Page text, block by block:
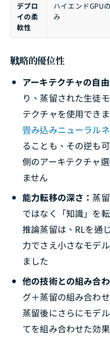
デプロ
イの柔
軟性
ハイエンドGPUの
み
戦略的優位性
アーキテクチャの自由
り、蒸留された生徒
テクチャを使用でき
畳み込みニューラル
ることも、その逆も
側のアーキテクチャ
ません
能力転移の深さ： 蒸
ではなく「知識」を
推論蒸留は、RLを通
力でさえ小さなモデ
ました
他の技術との組み合わ
グ＋蒸留の組み合わ
蒸留後にさらにモデ
てを組み合わせた効